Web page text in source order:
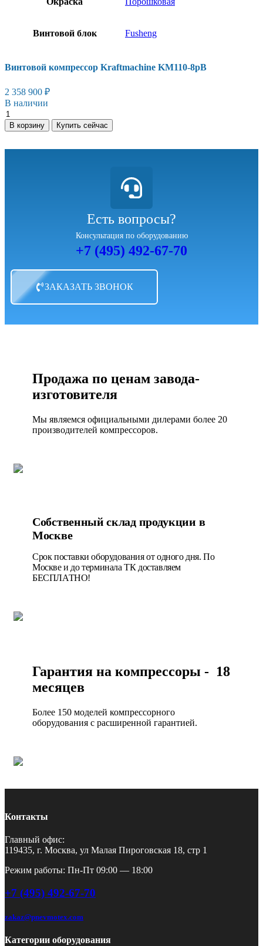
Винтовой блок Fusheng
Винтовой компрессор Kraftmaсhine KM110-8рВ
2 358 900 ₽
В наличии
В корзину Купить сейчас
Есть вопросы?
Консультация по оборудованию
+7 (495) 492-67-70
ЗАКАЗАТЬ ЗВОНОК
Продажа по ценам завода-
изготовителя
Мы являемся официальными дилерами более 20
производителей компрессоров.
Собственный склад продукции в
Москве
Срок поставки оборудования от одного дня. По
Москве и до терминала ТК доставляем
БЕСПЛАТНО!
Гарантия на компрессоры - 18
месяцев
Более 150 моделей компрессорного
оборудования с расширенной гарантией.
Контакты
Главный офис:
119435, г. Москва, ул Малая Пироговская 18, стр 1
Режим работы: Пн-Пт 09:00 — 18:00
+7 (495) 492-67-70
zakaz@pnevmotex.com
Категории оборудования